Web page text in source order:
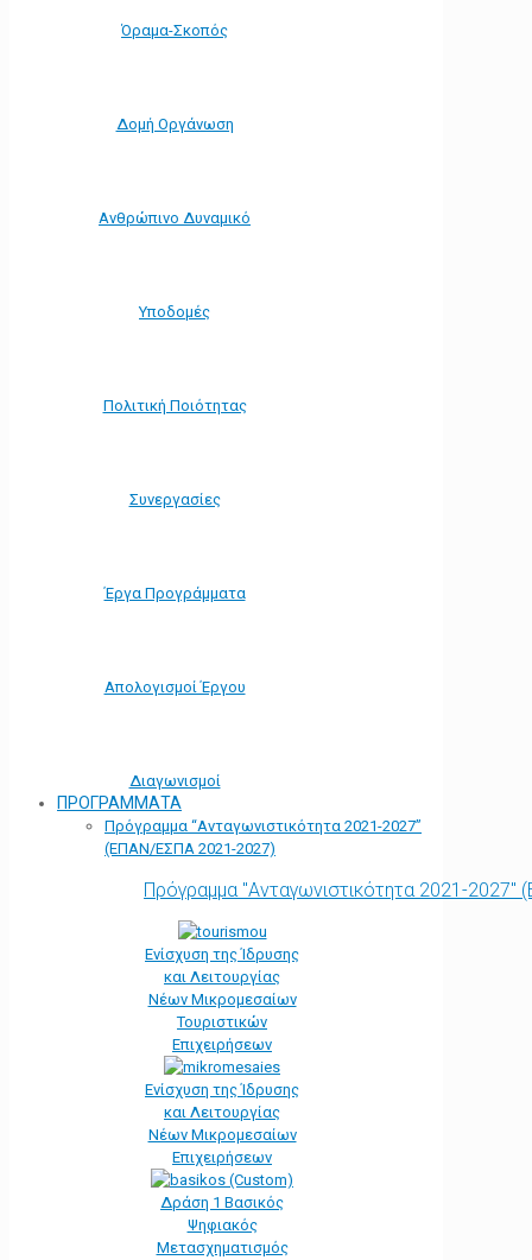
Όραμα-Σκοπός
Δομή Οργάνωση
Ανθρώπινο Δυναμικό
Υποδομές
Πολιτική Ποιότητας
Συνεργασίες
Έργα Προγράμματα
Απολογισμοί Έργου
Διαγωνισμοί
ΠΡΟΓΡΑΜΜΑΤΑ
Πρόγραμμα “Ανταγωνιστικότητα 2021-2027”
(ΕΠΑΝ/ΕΣΠΑ 2021-2027)
Πρόγραμμα "Ανταγωνιστικότητα 2021-
Ενίσχυση της Ίδρυσης
και Λειτουργίας
Νέων Μικρομεσαίων
Τουριστικών
Επιχειρήσεων
Ενίσχυση της Ίδρυσης
και Λειτουργίας
Νέων Μικρομεσαίων
Επιχειρήσεων
Δράση 1 Βασικός
Ψηφιακός
Μετασχηματισμός